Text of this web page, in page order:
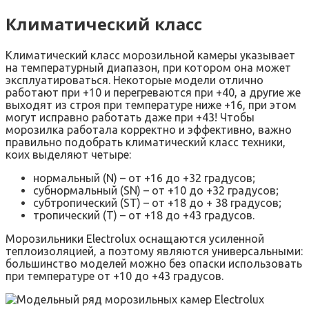
Климатический класс
Климатический класс морозильной камеры указывает
на температурный диапазон, при котором она может
эксплуатироваться. Некоторые модели отлично
работают при +10 и перегреваются при +40, а другие же
выходят из строя при температуре ниже +16, при этом
могут исправно работать даже при +43! Чтобы
морозилка работала корректно и эффективно, важно
правильно подобрать климатический класс техники,
коих выделяют четыре:
нормальный (N) – от +16 до +32 градусов;
субнормальный (SN) – от +10 до +32 градусов;
субтропический (ST) – от +18 до + 38 градусов;
тропический (Т) – от +18 до +43 градусов.
Морозильники Electrolux оснащаются усиленной
теплоизоляцией, а поэтому являются универсальными:
большинство моделей можно без опаски использовать
при температуре от +10 до +43 градусов.